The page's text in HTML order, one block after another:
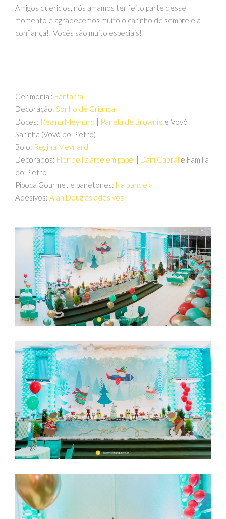
Amigos queridos, nós amamos ter feito parte desse
momento e agradecemos muito o carinho de sempre e a
confiança!! Vocês são muito especiais!!
Cerimonial: Fanfarra
Decoração: Sonho de Criança
Doces: Regina Meynard | Panela de Brownie e Vovó
Sarinha (Vovó do Pietro)
Bolo: Regina Meynard
Decorados: Flor de liz arte em papel | Dani Cabral e Família
do Pietro
Pipoca Gourmet e panetones: Na bandeja
Adesivos: Alan Douglas adesivos